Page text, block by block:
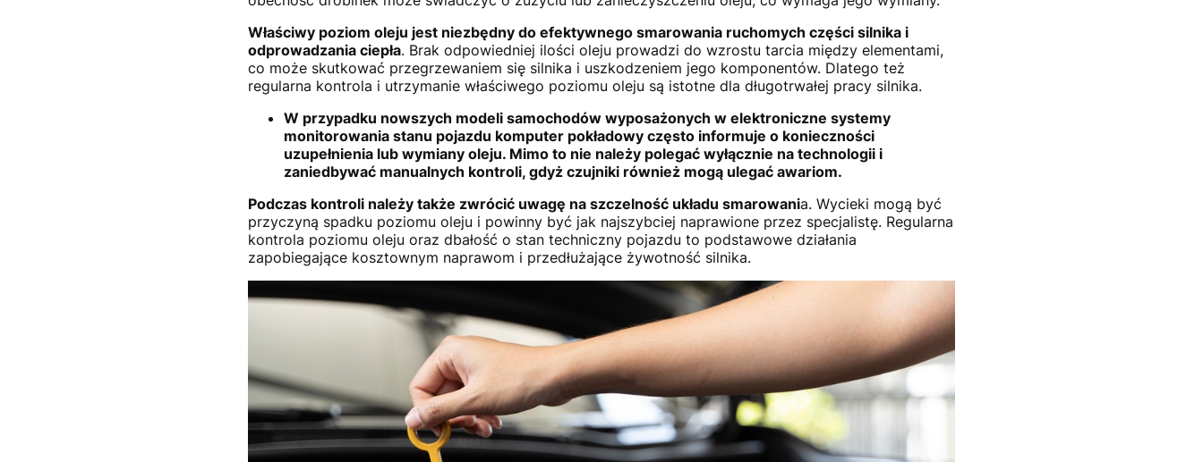
Właściwy poziom oleju jest niezbędny do efektywnego smarowania ruchomych części silnika i
odprowadzania ciepła. Brak odpowiedniej ilości oleju prowadzi do wzrostu tarcia między elementami,
co może skutkować przegrzewaniem się silnika i uszkodzeniem jego komponentów. Dlatego też
regularna kontrola i utrzymanie właściwego poziomu oleju są istotne dla długotrwałej pracy silnika.
W przypadku nowszych modeli samochodów wyposażonych w elektroniczne systemy
monitorowania stanu pojazdu komputer pokładowy często informuje o konieczności
uzupełnienia lub wymiany oleju. Mimo to nie należy polegać wyłącznie na technologii i
zaniedbywać manualnych kontroli, gdyż czujniki również mogą ulegać awariom.
Podczas kontroli należy także zwrócić uwagę na szczelność układu smarowania. Wycieki mogą być
przyczyną spadku poziomu oleju i powinny być jak najszybciej naprawione przez specjalistę. Regularna
kontrola poziomu oleju oraz dbałość o stan techniczny pojazdu to podstawowe działania
zapobiegające kosztownym naprawom i przedłużające żywotność silnika.